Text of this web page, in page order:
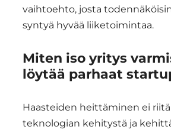
vaihtoehto, josta
syntyä hyvää liiketoimintaa.
Miten iso yritys
löytää parhaat
Haasteiden heittäminen ei riitä
teknologian kehitystä ja